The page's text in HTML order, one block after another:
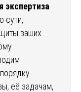
экспертиза
сути,
ваших
её задачам,